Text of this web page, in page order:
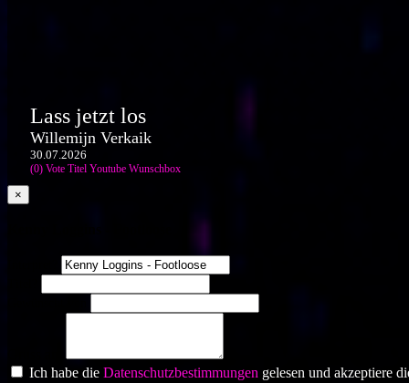
Lass jetzt los
Willemijn Verkaik
30.07.2026
(0) Vote Titel Youtube Wunschbox
×
Ich habe die Datenschutzbestimmungen gelesen und akzeptiere